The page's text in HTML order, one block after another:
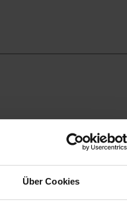
Über Cookies